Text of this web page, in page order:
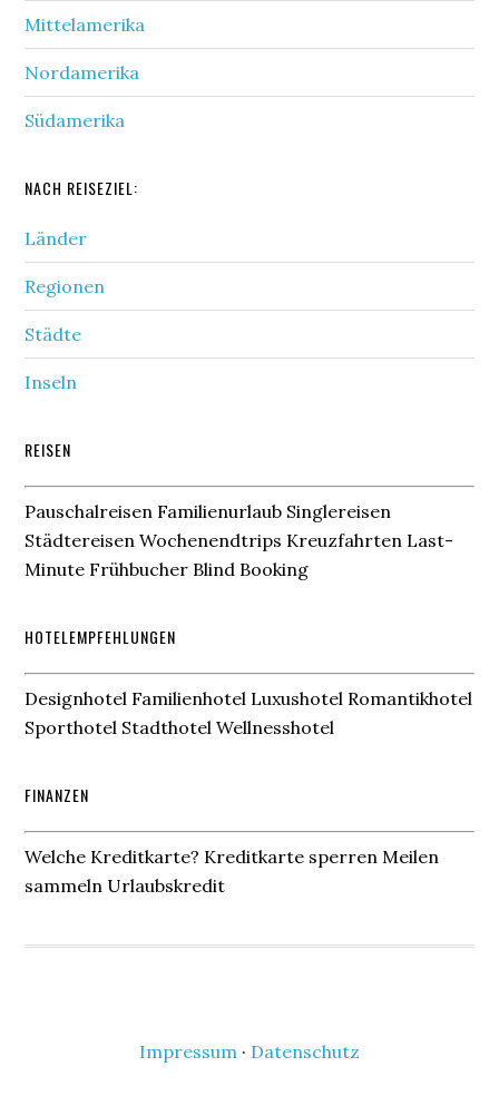
Mittelamerika
Nordamerika
Südamerika
NACH REISEZIEL:
Länder
Regionen
Städte
Inseln
REISEN
Pauschalreisen Familienurlaub Singlereisen
Städtereisen Wochenendtrips Kreuzfahrten Last-
Minute Frühbucher Blind Booking
HOTELEMPFEHLUNGEN
Designhotel Familienhotel Luxushotel Romantikhotel
Sporthotel Stadthotel Wellnesshotel
FINANZEN
Welche Kreditkarte? Kreditkarte sperren Meilen
sammeln Urlaubskredit
Impressum · Datenschutz